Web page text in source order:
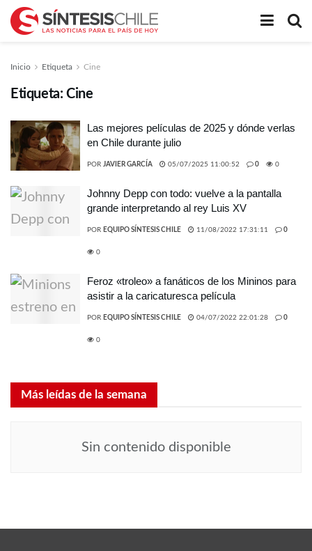
Inicio Etiqueta Cine
Etiqueta: Cine
Las mejores películas de 2025 y dónde verlas
en Chile durante julio
POR JAVIER GARCÍA 05/07/2025 11:00:52 0 0
Johnny Depp con todo: vuelve a la pantalla
grande interpretando al rey Luis XV
POR EQUIPO SÍNTESIS CHILE 11/08/2022 17:31:11 0
0
Feroz «troleo» a fanáticos de los Mininos para
asistir a la caricaturesca película
POR EQUIPO SÍNTESIS CHILE 04/07/2022 22:01:28 0
0
Más leídas de la semana
Sin contenido disponible